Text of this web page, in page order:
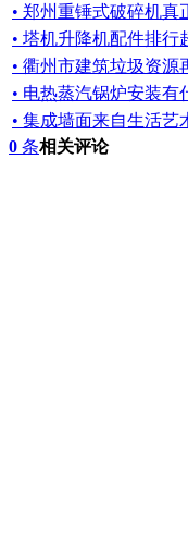
• 郑州重锤式破碎机
• 塔机升降机配件排
• 衢州市建筑垃圾资源
• 电热蒸汽锅炉安装有
• 集成墙面来自生活
0 条相关评论